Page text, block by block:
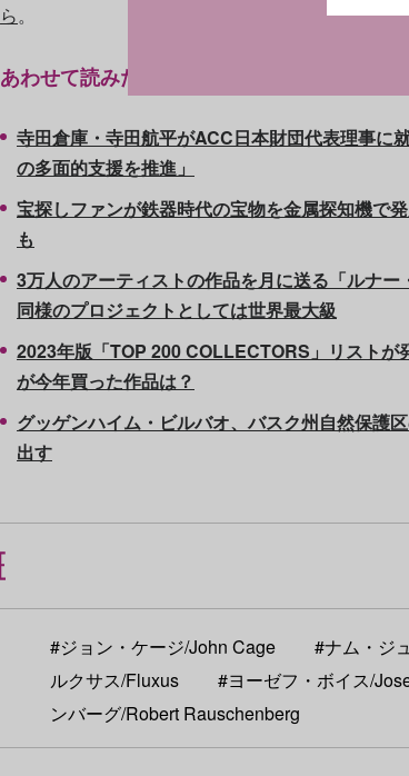
ら。
あわせて読みたい
寺田倉庫・寺田航平がACC日本財団代表理事に
の多面的支援を推進」
宝探しファンが鉄器時代の宝物を金属探知機で
も
3万人のアーティストの作品を月に送る「ルナー
同様のプロジェクトとしては世界最大級
2023年版「TOP 200 COLLECTORS」リストが
が今年買った作品は？
グッゲンハイム・ビルバオ、バスク州自然保護
出す
#ジョン・ケージ/John Cage #ナム・ジ
ルクサス/Fluxus
#ヨーゼフ・ボイス/
ンバーグ/Robert Rauschenberg